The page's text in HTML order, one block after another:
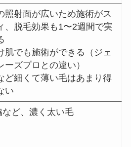
照射面が広いため施術がス
、脱毛効果も1〜2週間で実
肌でも施術ができる（ジェ
ーズプロとの違い）
ど細くて薄い毛はあまり得
い
など、濃く太い毛